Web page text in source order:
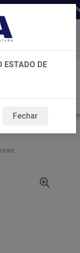
há 22 anos em
já nosso APP
ESTADO DE
Fechar